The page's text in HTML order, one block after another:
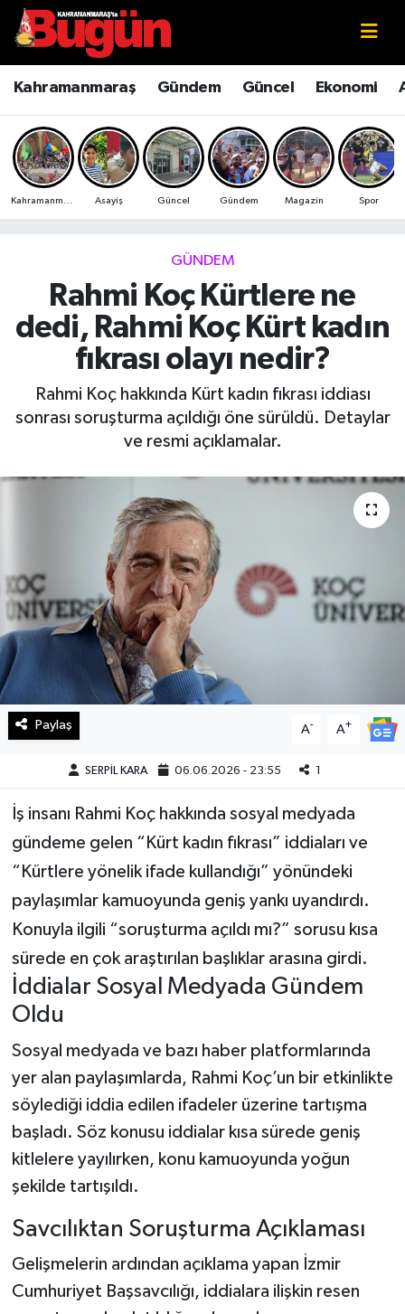
Kahramanmaraş Gündem Güncel Ekonomi
Asayiş Güncel Gündem Magazin Spor
GÜNDEM
Rahmi Koç Kürtlere ne
dedi, Rahmi Koç Kürt kadın
fıkrası olayı nedir?
Rahmi Koç hakkında Kürt kadın fıkrası iddiası
sonrası soruşturma açıldığı öne sürüldü. Detaylar
ve resmi açıklamalar.
Paylaş A- A+
SERPİL KARA 06.06.2026 - 23:55 1
İş insanı Rahmi Koç hakkında sosyal medyada
gündeme gelen “Kürt kadın fıkrası” iddiaları ve
“Kürtlere yönelik ifade kullandığı” yönündeki
paylaşımlar kamuoyunda geniş yankı uyandırdı.
Konuyla ilgili “soruşturma açıldı mı?” sorusu kısa
sürede en çok araştırılan başlıklar arasına girdi.
İddialar Sosyal Medyada Gündem
Oldu
Sosyal medyada ve bazı haber platformlarında
yer alan paylaşımlarda, Rahmi Koç’un bir etkinlikte
söylediği iddia edilen ifadeler üzerine tartışma
başladı. Söz konusu iddialar kısa sürede geniş
kitlelere yayılırken, konu kamuoyunda yoğun
şekilde tartışıldı.
Savcılıktan Soruşturma Açıklaması
Gelişmelerin ardından açıklama yapan İzmir
Cumhuriyet Başsavcılığı, iddialara ilişkin resen
Kahramanmaraş
Kahramanmaraş Sokak Röportajları
Bilim ve Teknoloji
Çevre
Ekonomi
Genel
Güncel
Haberde İnsan
Kültür Sanat
Magazin
Manşet Altı
Manşetler
Resmi İlan
Sağlık
Spor
SürManşet
Teknoloji
Yaşam
Kahramanmaraş Nöbetçi Eczaneler
Kahramanmaraş Hava Durumu
Kahramanmaraş Namaz Vakitleri
Kahramanmaraş Trafik Yoğunluk Haritası
Süper Lig Puan Durumu ve Fikstür
Tüm Manşetler
Son Dakika Haberleri
Haber Arşivi